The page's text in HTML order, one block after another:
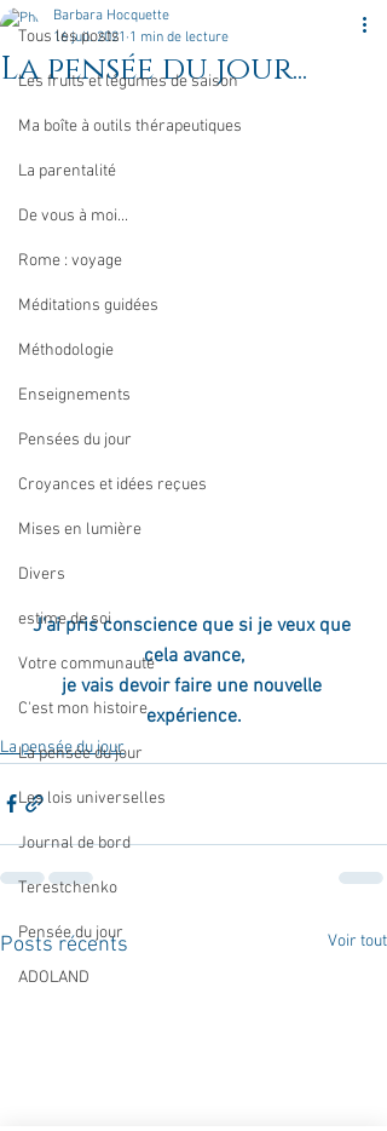
Tous les posts
Les fruits et légumes de saison
Ma boîte à outils thérapeutiques
La parentalité
De vous à moi...
Rome : voyage
Méditations guidées
Méthodologie
Enseignements
Pensées du jour
Croyances et idées reçues
Mises en lumière
Divers
estime de soi
Votre communauté
C'est mon histoire
La pensée du jour
Les lois universelles
Journal de bord
Terestchenko
Pensée du jour
ADOLAND
La pensée du jour...
Barbara Hocquette
16 juil. 2021 1 min de lecture
J'ai pris conscience que si je veux que
cela avance,
je vais devoir faire une nouvelle
expérience.
La pensée du jour
Posts récents Voir tout